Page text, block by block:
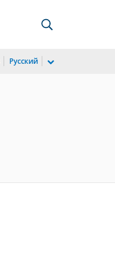
Русский